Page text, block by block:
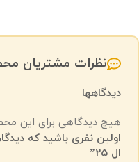
نظرات مشتریان
دیدگاهها
هیچ دیدگاهی برای این
اولین نفری باشید که
ال 25”